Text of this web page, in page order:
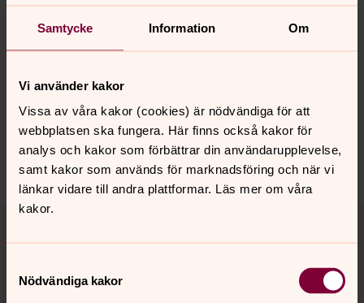
Samtycke Information Om
Vi använder kakor
Vissa av våra kakor (cookies) är nödvändiga för att
webbplatsen ska fungera. Här finns också kakor för
analys och kakor som förbättrar din användarupplevelse,
samt kakor som används för marknadsföring och när vi
länkar vidare till andra plattformar. Läs mer om våra
kakor.
Nödvändiga kakor
Synpunkter eller frågor på sidans
innehåll?
karlstads.pastorat@svenskakyrkan.se
Dela
Tillbaka till toppen
Tillbaka till innehållet